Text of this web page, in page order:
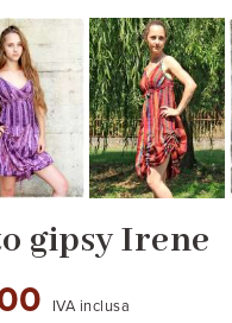
gipsy Irene
IVA inclusa